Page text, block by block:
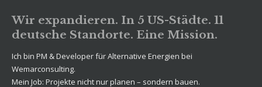
Wir expandieren. In 5 US-Städte. 11
deutsche Standorte. Eine Mission.
Ich bin PM & Developer für Alternative Energien bei
Wemarconsulting.
Mein Job: Projekte nicht nur planen – sondern bauen.